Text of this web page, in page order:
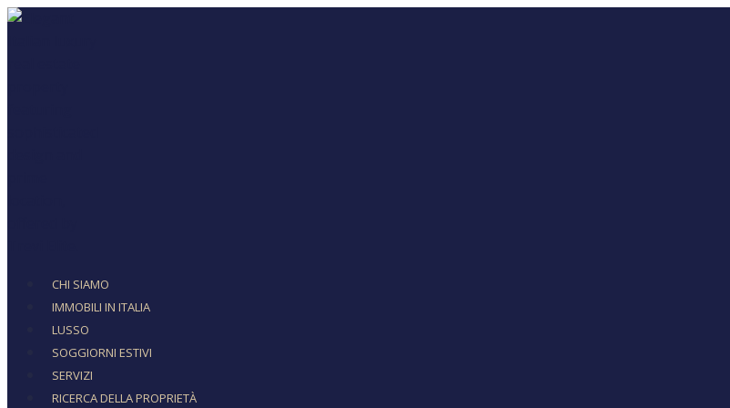
CHI SIAMO
IMMOBILI IN ITALIA
LUSSO
SOGGIORNI ESTIVI
SERVIZI
RICERCA DELLA PROPRIETÀ